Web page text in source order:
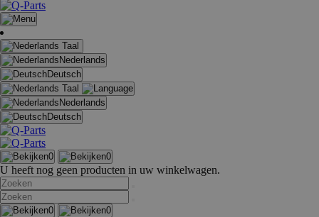
Taal
Nederlands
Deutsch
Taal
Nederlands
Deutsch
0 0
U heeft nog geen producten in uw winkelwagen.
0 0